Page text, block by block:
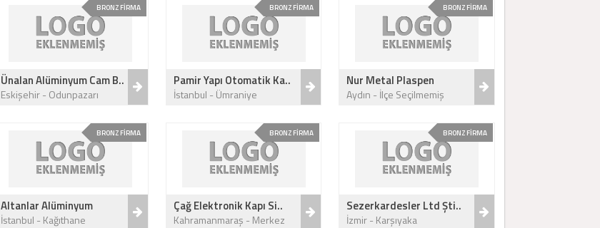
BRONZ FİRMA
Ünalan Alüminyum Cam B..
Eskişehir - Odunpazarı
BRONZ FİRMA
Pamir Yapı Otomatik Ka..
İstanbul - Ümraniye
BRONZ FİRMA
Nur Metal Plaspen
Aydın - İlçe Seçilmemiş
BRONZ FİRMA
Altanlar Alüminyum
İstanbul - Kağıthane
BRONZ FİRMA
Çağ Elektronik Kapı Si..
Kahramanmaraş - Merkez
BRONZ FİRMA
Sezerkardesler Ltd Şti..
İzmir - Karşıyaka